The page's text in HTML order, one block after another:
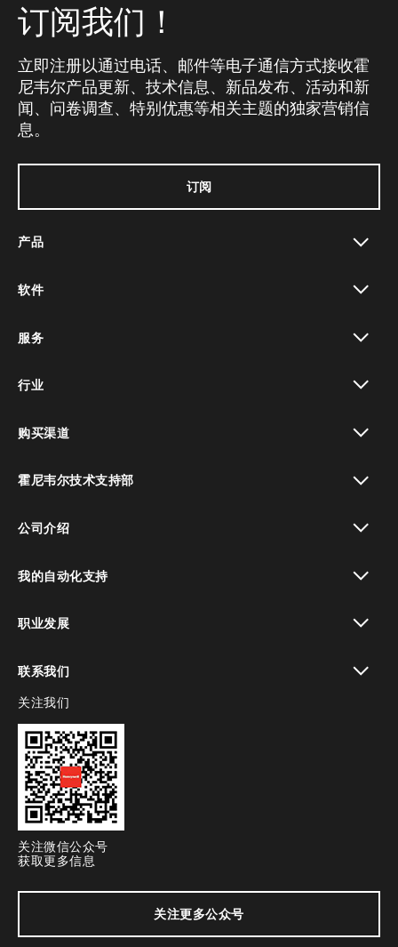
订阅我们！
立即注册以通过电话、邮件等电子通信方式接收霍
尼韦尔产品更新、技术信息、新品发布、活动和新
闻、问卷调查、特别优惠等相关主题的独家营销信
息。
订阅
产品
软件
服务
行业
购买渠道
霍尼韦尔技术支持部
公司介绍
我的自动化支持
职业发展
联系我们
toggle view
关注我们
关注微信公众号
获取更多信息
关注更多公众号